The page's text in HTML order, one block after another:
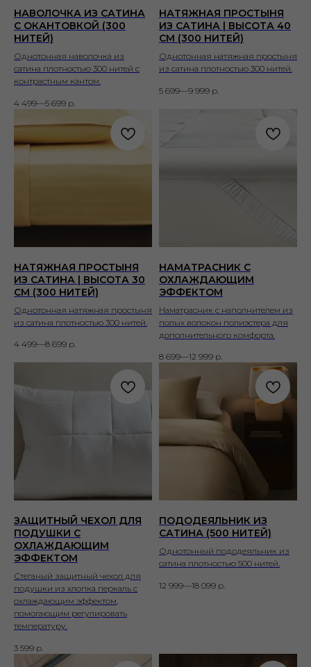
НАВОЛОЧКА ИЗ САТИНА
С ОКАНТОВКОЙ (300
НИТЕЙ)
Однотонная наволочка из
сатина плотностью 300 нитей с
контрастным кантом.
4 499—5 699 р.
НАТЯЖНАЯ ПРОСТЫНЯ
ИЗ САТИНА | ВЫСОТА 40
СМ (300 НИТЕЙ)
Однотонная натяжная простыня
из сатина плотностью 300 нитей.
5 699—9 999 р.
НАТЯЖНАЯ ПРОСТЫНЯ
ИЗ САТИНА | ВЫСОТА 30
СМ (300 НИТЕЙ)
Однотонная натяжная простыня
из сатина плотностью 300 нитей.
4 499—8 699 р.
НАМАТРАСНИК С
ОХЛАЖДАЮЩИМ
ЭФФЕКТОМ
Наматрасник с наполнителем из
полых волокон полиэстера для
дополнительного комфорта.
8 699—12 999 р.
ЗАЩИТНЫЙ ЧЕХОЛ ДЛЯ
ПОДУШКИ С
ОХЛАЖДАЮЩИМ
ЭФФЕКТОМ
Стеганый защитный чехол для
подушки из хлопка перкаль с
охлаждающим эффектом,
помогающим регулировать
температуру.
3 599 р.
ПОДОДЕЯЛЬНИК ИЗ
САТИНА (500 НИТЕЙ)
Однотонный пододеяльник из
сатина плотностью 500 нитей.
12 999—18 099 р.